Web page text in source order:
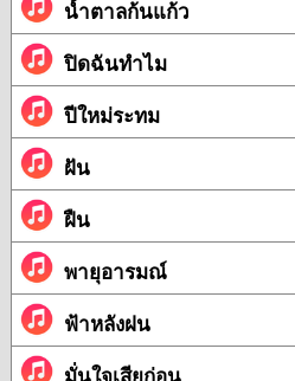
น้ำตาลก้นแก้ว
ปิดฉันทำไม
ปีใหม่ระทม
ฝัน
ฝืน
พายุอารมณ์
ฟ้าหลังฝน